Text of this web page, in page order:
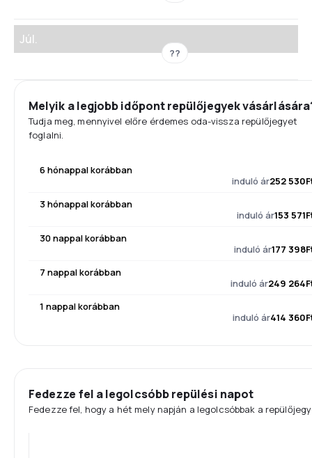
Júl.
??
Melyik a legjobb időpont repülőjegyek
Tudja meg, mennyivel előre érdemes oda-vissza repülőjegyet
foglalni.
6 hónappal korábban
induló ár252
3 hónappal korábban
induló ár153
30 nappal korábban
induló ár177
7 nappal korábban
induló ár249
1 nappal korábban
induló ár414
Fedezze fel a legolcsóbb repülési napot
Fedezze fel, hogy a hét mely napján a legolcsóbbak a